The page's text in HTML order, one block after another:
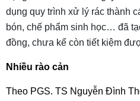
dụng quy trình xử lý rác thành
bón, chế phẩm sinh học… đã
đồng, chưa kể còn tiết kiệm
Nhiều rào cản
Theo PGS. TS Nguyễn Đình